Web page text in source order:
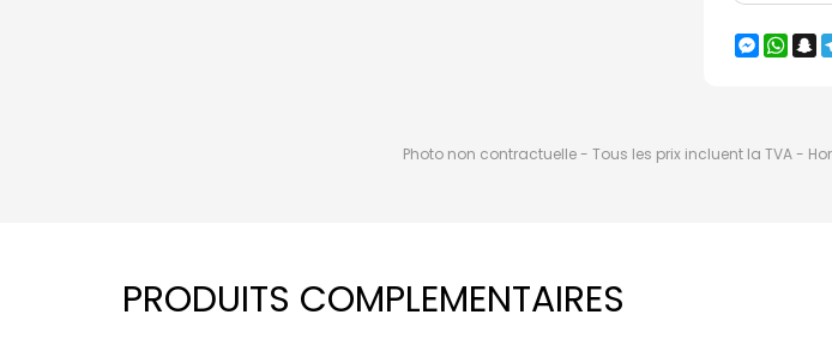
Photo non contractuelle - Tous les prix incluent la TVA -
PRODUITS COMPLEMENTAIRES